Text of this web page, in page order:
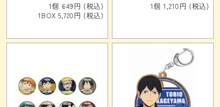
1個 649円 (税込)
1BOX 5,720円 (税込)
1個 1,210円 (税込)